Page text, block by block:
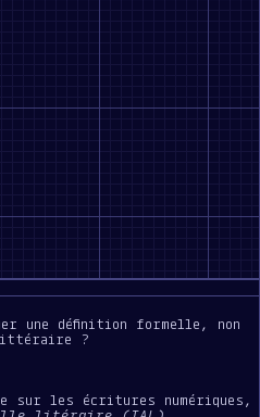
une définition formelle, non
littéraire ?
sur les écritures numériques,